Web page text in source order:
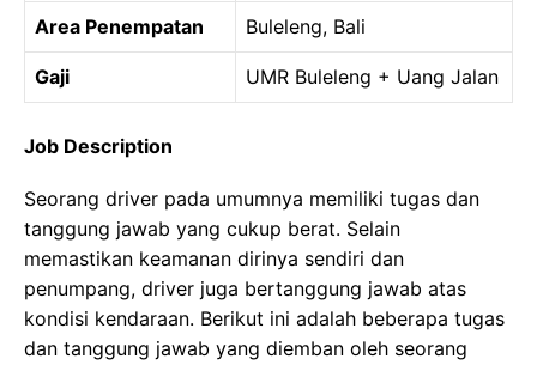
Area Penempatan Buleleng, Bali
Gaji UMR Buleleng + Uang Jalan
Job Description
Seorang driver pada umumnya memiliki tugas dan
tanggung jawab yang cukup berat. Selain
memastikan keamanan dirinya sendiri dan
penumpang, driver juga bertanggung jawab atas
kondisi kendaraan. Berikut ini adalah beberapa tugas
dan tanggung jawab yang diemban oleh seorang